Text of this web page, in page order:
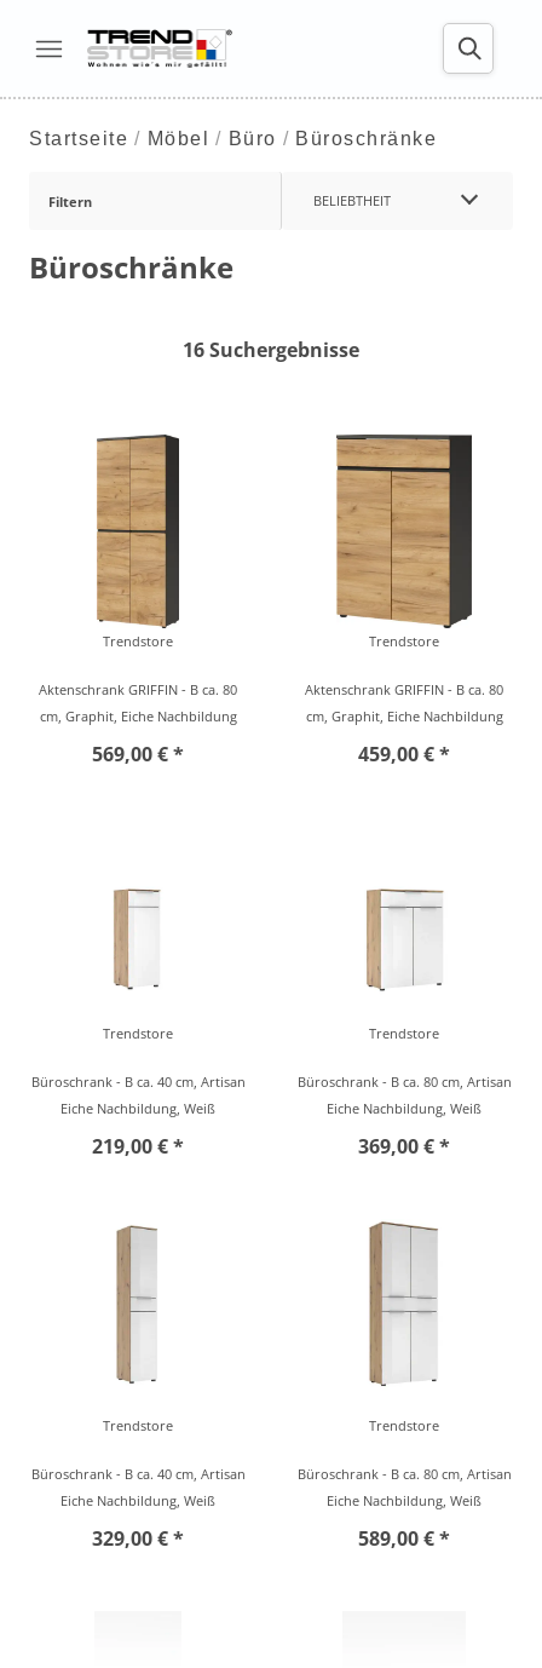
Startseite Möbel Büro Büroschränke
Filtern BELIEBTHEIT
Büroschränke
16 Suchergebnisse
Trendstore
Aktenschrank GRIFFIN - B ca. 80
cm, Graphit, Eiche Nachbildung
569,00 € *
Trendstore
Aktenschrank GRIFFIN - B ca. 80
cm, Graphit, Eiche Nachbildung
459,00 € *
Trendstore
Büroschrank - B ca. 40 cm, Artisan
Eiche Nachbildung, Weiß
219,00 € *
Trendstore
Büroschrank - B ca. 80 cm, Artisan
Eiche Nachbildung, Weiß
369,00 € *
Trendstore
Büroschrank - B ca. 40 cm, Artisan
Eiche Nachbildung, Weiß
329,00 € *
Trendstore
Büroschrank - B ca. 80 cm, Artisan
Eiche Nachbildung, Weiß
589,00 € *